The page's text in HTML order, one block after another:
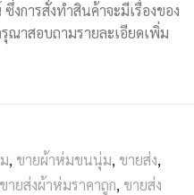
การสั่งทำสินค้าจะมีเรื่องของ
ณาสอบถามรายละเอียดเพิ่ม
, ขายผ้าห่มขนนุ่ม, ขายส่ง,
ขายส่งผ้าห่มราคาถูก, ขายส่ง